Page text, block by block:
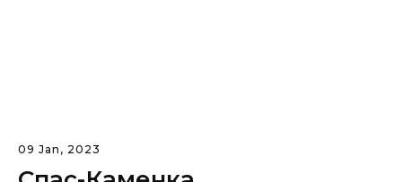
09 Jan, 2023